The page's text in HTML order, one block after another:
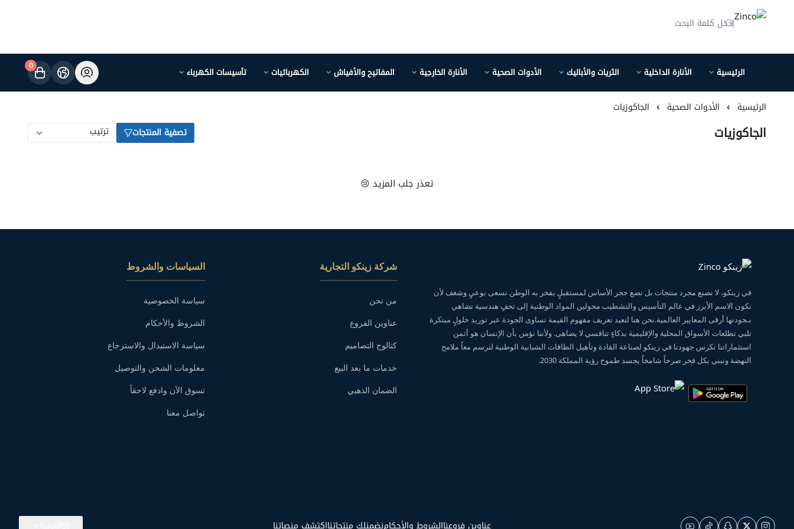
الرئيسية الأنارة الداخلية الثريات والأباليك الأدوات الصحية الأنارة الخارجية المفاتيح والأفياش الكهربائيات تأسيسات الكهرباء 0
الرئيسية الأدوات الصحية الجاكوزيات
الجاكوزيات تصفية المنتجات
تعذر جلب المزيد 😢
في زينكو، لا نصنع مجرد منتجات بل نضع حجر الأساس لمستقبلٍ يفخر به الوطن نسعى بوعيٍ وشغف لأن
نكون الاسم الأبرز في عالم التأسيس والتشطيب محولين المواد الوطنية إلى تحفٍ هندسية تضاهي
بـجودتها أرقى المعايير العالمية.نحن هنا لنعيد تعريف مفهوم القيمة تساوى الجودة عبر توريد حلولٍ مبتكرة
تلبي تطلعات الأسواق المحلية والإقليمية بذكاءٍ تنافسي لا يضاهى. ولأننا نؤمن بأن الإنسان هو أثمن
استثماراتنا نكرس جهودنا في زينكو لصناعة القادة وتأهيل الطاقات الشبابية الوطنية لنرسم معاً ملامح
النهضة ونبني بكل فخر صرحاً شامخاً يجسد طموح رؤية المملكة 2030.
شركة زينكو التجارية
من نحن
عناوين الفروع
كتالوج التصاميم
خدمات ما بعد البيع
الضمان الذهبي
السياسات والشروط
سياسة الخصوصية
الشروط والأحكام
سياسة الاستبدال والاسترجاع
معلومات الشحن والتوصيل
تسوق الآن وادفع لاحقاً
تواصل معنا
عناوين فروعناالشروط والأحكامنضمنلك منتجاتنااكتشف منصاتنا